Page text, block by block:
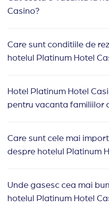
Casino?
Care sunt conditiile de
hotelul Platinum Hotel
Hotel Platinum Hotel
pentru vacanta familiilor
Care sunt cele mai
despre hotelul Platinum
Unde gasesc cea mai
hotelul Platinum Hotel